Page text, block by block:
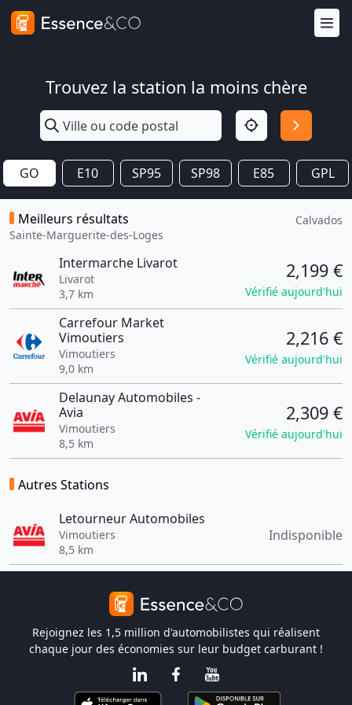
Trouvez la station la moins chère
GO E10 SP95 SP98 E85 GPL
Meilleurs résultats
Sainte-Marguerite-des-Loges
Calvados
Intermarche Livarot
Livarot
3,7 km
2,199 €
Vérifié aujourd'hui
Carrefour Market
Vimoutiers
Vimoutiers
9,0 km
2,216 €
Vérifié aujourd'hui
Delaunay Automobiles -
Avia
Vimoutiers
8,5 km
2,309 €
Vérifié aujourd'hui
Autres Stations
Letourneur Automobiles
Vimoutiers
8,5 km
Indisponible
Rejoignez les 1,5 million d'automobilistes qui réalisent
chaque jour des économies sur leur budget carburant !